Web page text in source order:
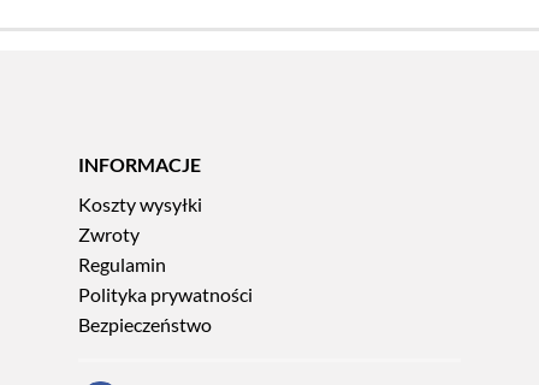
INFORMACJE
Koszty wysyłki
Zwroty
Regulamin
Polityka prywatności
Bezpieczeństwo